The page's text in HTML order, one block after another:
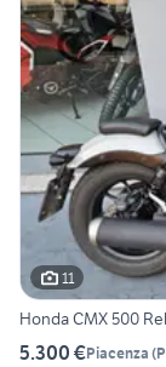
11
Honda CMX 500
5.300 €Piacenza (